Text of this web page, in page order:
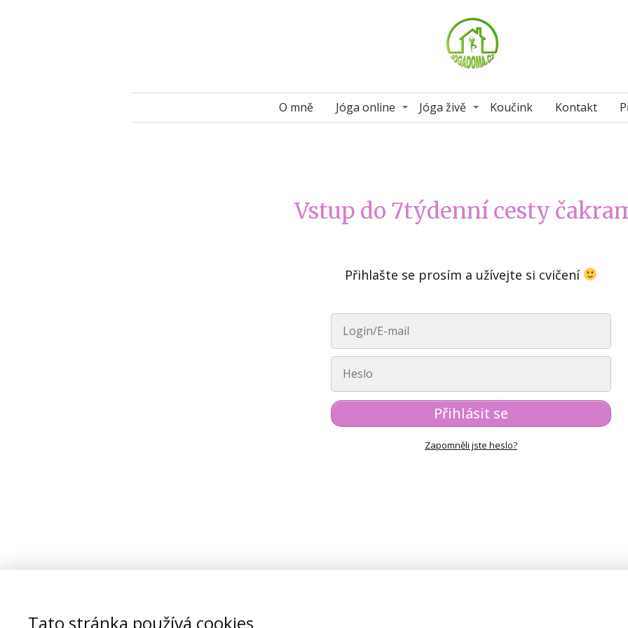
O mně Jóga online Jóga živě Koučink Kontakt
Vstup do 7týdenní cesty
Přihlašte se prosím a užívejte si cvičení
Přihlásit se
Zapomněli jste heslo?
Tato stránka používá cookies